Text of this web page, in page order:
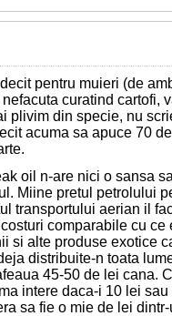
pentru muieri (de
curatind cartofi,
plivim din specie, nu
acuma sa apuce 70
oil n-are nici o sansa
Miine pretul petrolului
transportului aerian il
comparabile cu ce
si alte produse exotice
distribuite-n toata
45-50 de lei cana.
intere daca-i 10 lei
sa fie o mie de lei